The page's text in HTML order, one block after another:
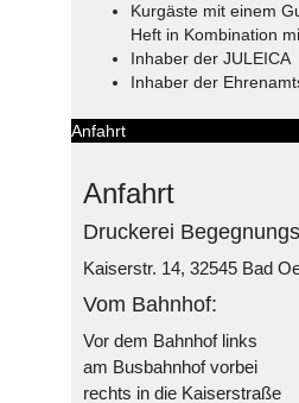
Kurgäste mit einem
Heft in Kombination
Inhaber der JULEICA
Inhaber der
Anfahrt
Anfahrt
Druckerei
Kaiserstr. 14, 32545 Bad
Vom Bahnhof:
Vor dem Bahnhof links
am Busbahnhof vorbei
rechts in die Kaiserstraße